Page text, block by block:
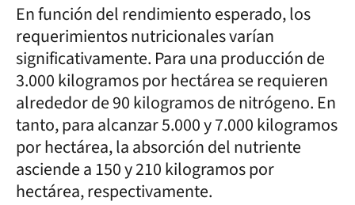
En función del rendimiento esperado, los
requerimientos nutricionales varían
significativamente. Para una producción de
3.000 kilogramos por hectárea se requieren
alrededor de 90 kilogramos de nitrógeno. En
tanto, para alcanzar 5.000 y 7.000 kilogramos
por hectárea, la absorción del nutriente
asciende a 150 y 210 kilogramos por
hectárea, respectivamente.